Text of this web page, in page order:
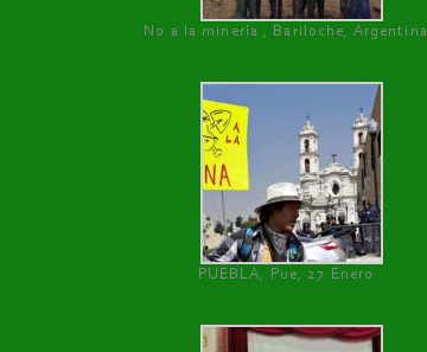
No a la minería , Bariloche, Argentina
PUEBLA, Pue, 27 Enero